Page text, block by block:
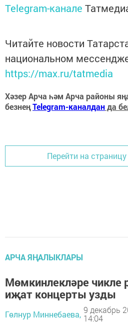
Telegram-канале
Читайте новости
национальном
https://max.ru/tatmedia
Хәзер Арча һәм Арча районы
безнеңTelegram-каналданда
Перейти на
АРЧА ЯҢАЛЫКЛАРЫ
Мөмкинлекләре чикле
иҗат концерты узды
Гөлнур Миннебаева, 9 декабрь
14:04